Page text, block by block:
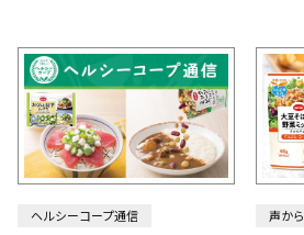
ヘルシーコープ通信 声か